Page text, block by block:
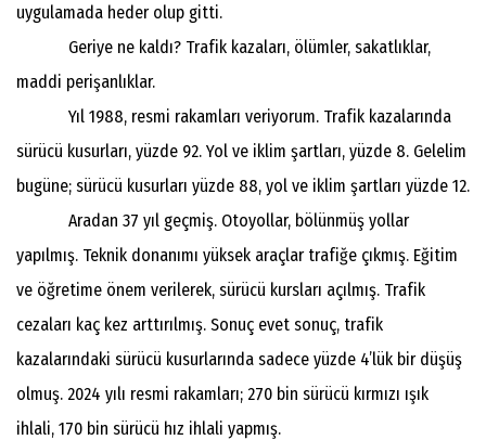
uygulamada heder olup gitti.
Geriye ne kaldı? Trafik kazaları, ölümler, sakatlıklar,
maddi perişanlıklar.
Yıl 1988, resmi rakamları veriyorum. Trafik kazalarında
sürücü kusurları, yüzde 92. Yol ve iklim şartları, yüzde 8. Gelelim
bugüne; sürücü kusurları yüzde 88, yol ve iklim şartları yüzde 12.
Aradan 37 yıl geçmiş. Otoyollar, bölünmüş yollar
yapılmış. Teknik donanımı yüksek araçlar trafiğe çıkmış. Eğitim
ve öğretime önem verilerek, sürücü kursları açılmış. Trafik
cezaları kaç kez arttırılmış. Sonuç evet sonuç, trafik
kazalarındaki sürücü kusurlarında sadece yüzde 4’lük bir düşüş
olmuş. 2024 yılı resmi rakamları; 270 bin sürücü kırmızı ışık
ihlali, 170 bin sürücü hız ihlali yapmış.